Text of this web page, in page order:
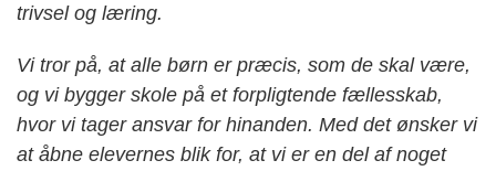
trivsel og læring.
Vi tror på, at alle børn er præcis, som de skal være,
og vi bygger skole på et forpligtende fællesskab,
hvor vi tager ansvar for hinanden. Med det ønsker vi
at åbne elevernes blik for, at vi er en del af noget